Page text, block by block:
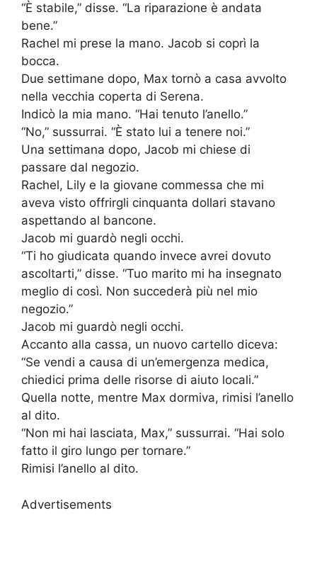
“È stabile,” disse. “La riparazione è andata
bene.”
Rachel mi prese la mano. Jacob si coprì la
bocca.
Due settimane dopo, Max tornò a casa avvolto
nella vecchia coperta di Serena.
Indicò la mia mano. “Hai tenuto l’anello.”
“No,” sussurrai. “È stato lui a tenere noi.”
Una settimana dopo, Jacob mi chiese di
passare dal negozio.
Rachel, Lily e la giovane commessa che mi
aveva visto offrirgli cinquanta dollari stavano
aspettando al bancone.
Jacob mi guardò negli occhi.
“Ti ho giudicata quando invece avrei dovuto
ascoltarti,” disse. “Tuo marito mi ha insegnato
meglio di così. Non succederà più nel mio
negozio.”
Jacob mi guardò negli occhi.
Accanto alla cassa, un nuovo cartello diceva:
“Se vendi a causa di un’emergenza medica,
chiedici prima delle risorse di aiuto locali.”
Quella notte, mentre Max dormiva, rimisi l’anello
al dito.
“Non mi hai lasciata, Max,” sussurrai. “Hai solo
fatto il giro lungo per tornare.”
Rimisi l’anello al dito.
Advertisements